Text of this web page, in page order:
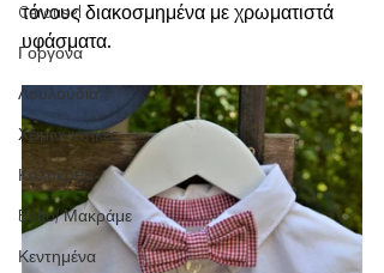
Carousel
Γοργόνα
Λουλούδια
Χειμωνιάτικες
Κολοκύθα
Boho/ Μακράμε
Κεντημένα
τόνους διακοσμημένα με χρωματιστά
υφάσματα.